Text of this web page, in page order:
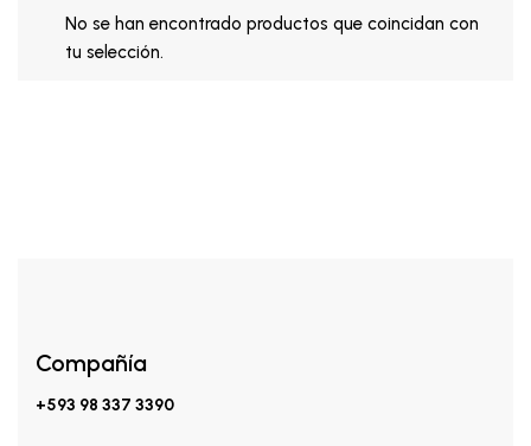
No se han encontrado productos que coincidan con
tu selección.
Compañía
+593 98 337 3390